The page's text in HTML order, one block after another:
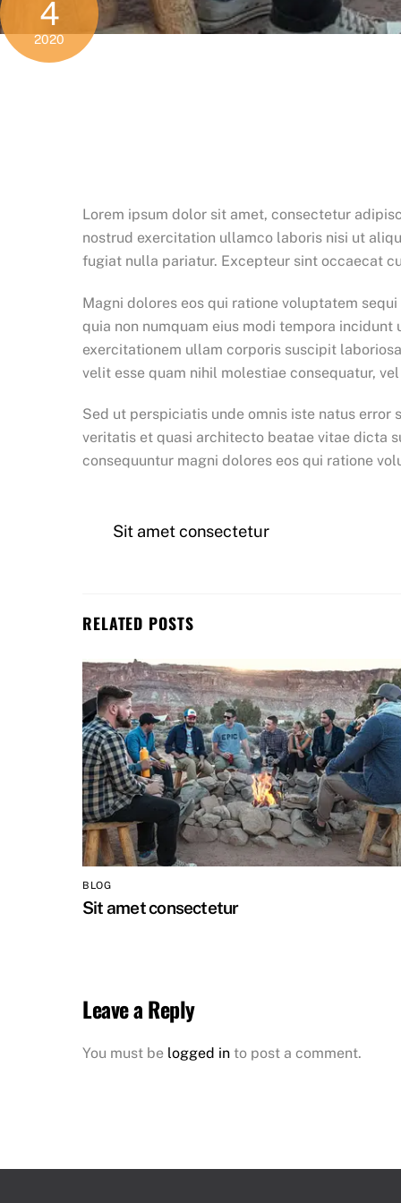
4
2020
Lorem ipsum dolor sit amet, consectetur
nostrud exercitation ullamco laboris nisi ut
fugiat nulla pariatur. Excepteur sint occaecat
Magni dolores eos qui ratione voluptatem
quia non numquam eius modi tempora
exercitationem ullam corporis suscipit
velit esse quam nihil molestiae consequatur,
Sed ut perspiciatis unde omnis iste natus
veritatis et quasi architecto beatae vitae dicta
consequuntur magni dolores eos qui ratione
Sit amet consectetur
RELATED POSTS
BLOG
Sit amet consectetur
Leave a Reply
You must be logged in to post a comment.